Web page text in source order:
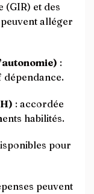
(GIR) et des
alléger
:
: accordée
habilités.
pour
peuvent